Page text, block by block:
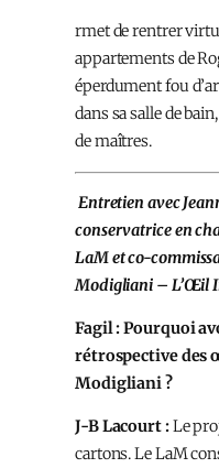
rmet de rentrer
appartements de
éperdument fou
dans sa salle de
de maîtres.
Entretien avec
conservatrice en
LaM et co-
Modigliani – L’Œil
Fagil : Pourquoi
rétrospective des
Modigliani ?
J-B Lacourt :Le
cartons. Le LaM